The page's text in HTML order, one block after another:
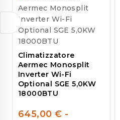
Climatizzatore
Aermec Monosplit
Inverter Wi-Fi
Optional SGE 5,0KW
18000BTU
645,00 € -